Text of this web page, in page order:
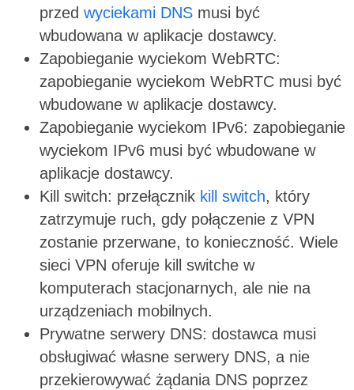
przed wyciekami DNS musi być
wbudowana w aplikacje dostawcy.
Zapobieganie wyciekom WebRTC:
zapobieganie wyciekom WebRTC musi być
wbudowane w aplikacje dostawcy.
Zapobieganie wyciekom IPv6: zapobieganie
wyciekom IPv6 musi być wbudowane w
aplikacje dostawcy.
Kill switch: przełącznik kill switch, który
zatrzymuje ruch, gdy połączenie z VPN
zostanie przerwane, to konieczność. Wiele
sieci VPN oferuje kill switche w
komputerach stacjonarnych, ale nie na
urządzeniach mobilnych.
Prywatne serwery DNS: dostawca musi
obsługiwać własne serwery DNS, a nie
przekierowywać żądania DNS poprzez